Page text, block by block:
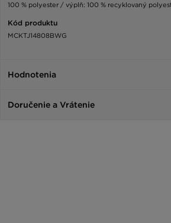
100 % polyester / výplň: 100 % recyklovaný
Kód produktu
MCKTJ14808BWG
Hodnotenia
Doručenie a Vrátenie